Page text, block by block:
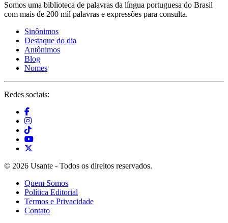
Somos uma biblioteca de palavras da língua portuguesa do Brasil
com mais de 200 mil palavras e expressões para consulta.
Sinônimos
Destaque do dia
Antônimos
Blog
Nomes
Redes sociais:
© 2026 Usante - Todos os direitos reservados.
Quem Somos
Política Editorial
Termos e Privacidade
Contato